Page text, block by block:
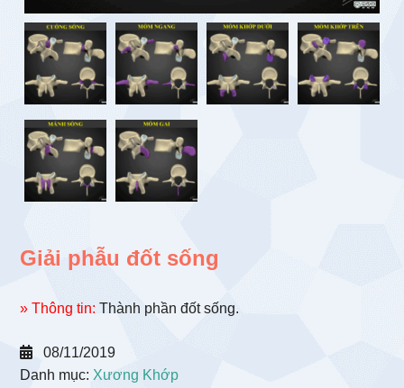
Giải phẫu đốt sống
» Thông tin: Thành phần đốt sống.
08/11/2019
Danh mục: Xương Khớp